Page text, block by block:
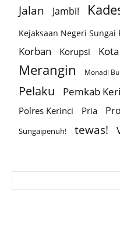
Jalan Jambi!
Kejaksaan Negeri Sungai
Korban Korupsi
Merangin Monadi
Pelaku Pemkab
Polres Kerinci
Pria
Sungaipenuh! tewas!